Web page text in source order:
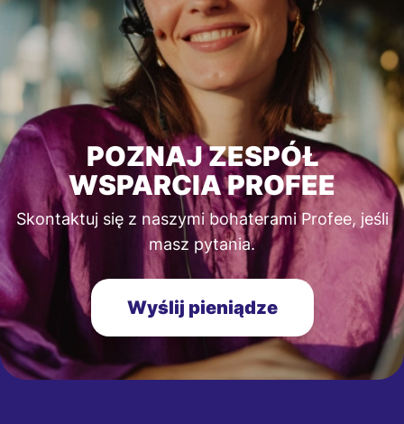
POZNAJ ZESPÓŁ
WSPARCIA PROFEE
Skontaktuj się z naszymi bohaterami Profee, jeśli
masz pytania.
Wyślij pieniądze